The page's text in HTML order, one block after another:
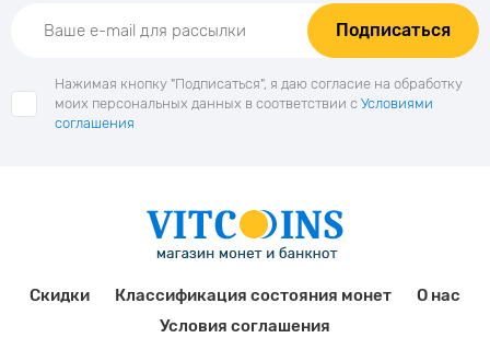
Подписаться
Нажимая кнопку "Подписаться", я даю согласие на обработку
моих персональных данных в соответствии с Условиями
соглашения
Скидки Классификация состояния монет
О нас
Условия соглашения